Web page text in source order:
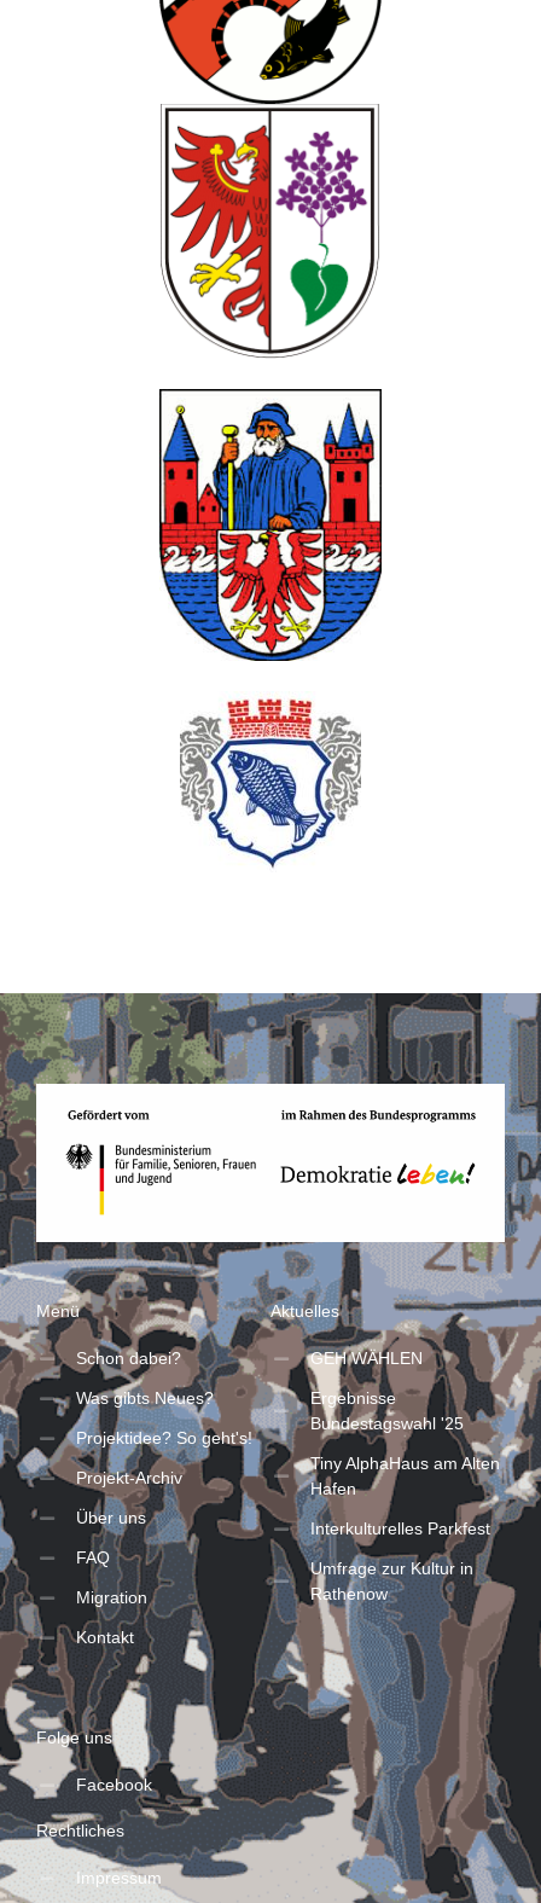
Menü
Schon dabei?
Was gibts Neues?
Projektidee? So geht's!
Projekt-Archiv
Über uns
FAQ
Migration
Kontakt
Aktuelles
GEH WÄHLEN
Ergebnisse
Bundestagswahl '25
Tiny AlphaHaus am Alten
Hafen
Interkulturelles Parkfest
Umfrage zur Kultur in
Rathenow
Folge uns
Facebook
Rechtliches
Impressum